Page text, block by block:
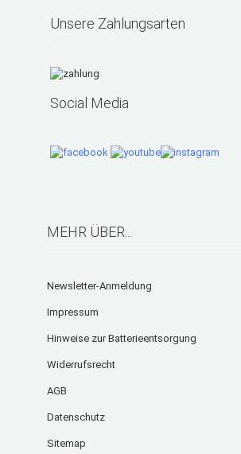
Unsere Zahlungsarten
Social Media
MEHR ÜBER...
Newsletter-Anmeldung
Impressum
Hinweise zur Batterieentsorgung
Widerrufsrecht
AGB
Datenschutz
Sitemap